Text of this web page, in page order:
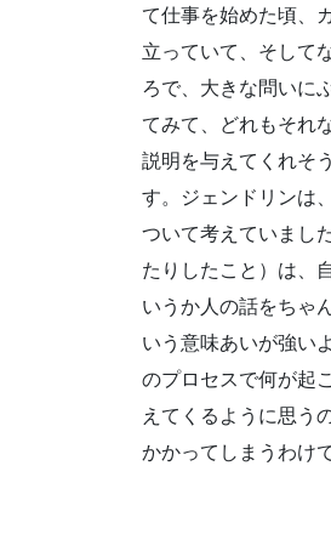
て仕事を始めた頃、
立っていて、そして
ろで、大きな問いに
てみて、どれもそれ
説明を与えてくれそ
す。ジェンドリンは
ついて考えていまし
たりしたこと）は、
いうか人の話をちゃ
いう意味あいが強い
のプロセスで何が起
えてくるように思う
かかってしまうわけ